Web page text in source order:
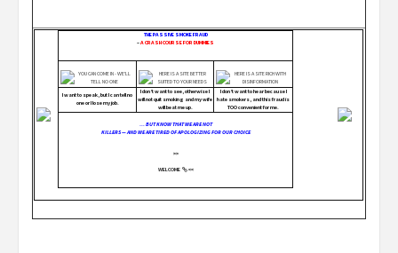
THE PASSIVE SMOKE FRAUD
–A CRASH COURSE FOR DUMMIES
I want to speak, but I can tell no
one or I lose my job.
I don’t want to see, otherwise I
will not quit smoking and my wife
will beat me up.
I don’t want to hear because I
hate smokers, and this fraud is
TOO convenient for me.
… BUT KNOW THAT WE ARE NOT
KILLERS — AND WE ARE TIRED OF APOLOGIZING FOR OUR CHOICE
>>
WELCOME <<